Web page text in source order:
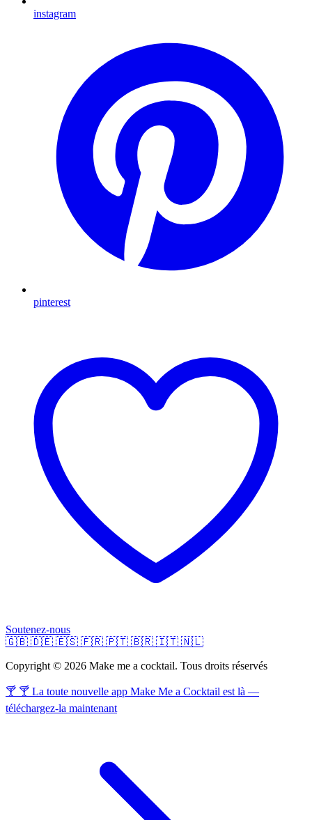
instagram
pinterest
Soutenez-nous
🇬🇧 🇩🇪 🇪🇸 🇫🇷 🇵🇹 🇧🇷 🇮🇹 🇳🇱
Copyright © 2026 Make me a cocktail. Tous droits réservés
🍸 🍸 La toute nouvelle app Make Me a Cocktail est là —
téléchargez-la maintenant